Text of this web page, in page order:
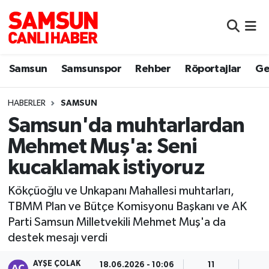
Samsun Samsunspor Rehber Röportajlar
HABERLER SAMSUN
Samsun'da muhtarlardan
Mehmet Muş'a: Seni
kucaklamak istiyoruz
Kökçüoğlu ve Unkapanı Mahallesi muhtarları,
TBMM Plan ve Bütçe Komisyonu Başkanı ve AK
Parti Samsun Milletvekili Mehmet Muş'a da
destek mesajı verdi
AYŞE ÇOLAK 18.06.2026 - 10:06
Samsun
Sokak Röportajları
Genel
Dünya
Eğitim
Sağlık
Yemek
Samsun Nöbetçi Eczaneler
Samsun Hava Durumu
Samsun Namaz Vakitleri
Samsun Trafik Yoğunluk Haritası
Süper Lig Puan Durumu ve Fikstür
Tüm Manşetler
Son Dakika Haberleri
Haber Arşivi